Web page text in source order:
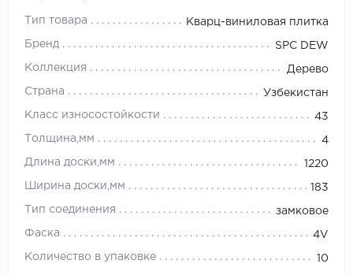
No brand
Novafloor
Quality Flooring
Тип товара Кварц-виниловая плитка
Бренд SPC DEW
Коллекция Дерево
Страна Узбекистан
Класс износостойкости 43
Толщина,мм 4
Длина доски,мм 1220
Ширина доски,мм 183
Тип соединения замковое
Фаска 4V
Количество в упаковке 10